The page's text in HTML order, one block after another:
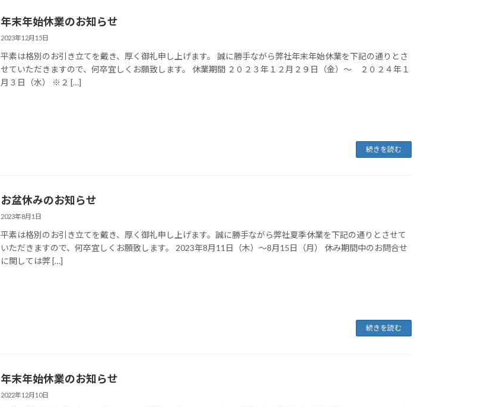
年末年始休業のお知らせ
2023年12月15日
平素は格別のお引き立てを戴き、厚く御礼申し上げます。 誠に勝手ながら弊社年末年始休業を下記の通りとさ
せていただきますので、何卒宜しくお願致します。 休業期間 ２０２３年１２月２９日（金）～ ２０２４年１
月３日（水） ※２ […]
続きを読む
お盆休みのお知らせ
2023年8月1日
平素は格別のお引き立てを戴き、厚く御礼申し上げます。誠に勝手ながら弊社夏季休業を下記の通りとさせて
いただきますので、何卒宜しくお願致します。 2023年8月11日（木）～8月15日（月） 休み期間中のお問合せ
に関しては弊 […]
続きを読む
年末年始休業のお知らせ
2022年12月10日